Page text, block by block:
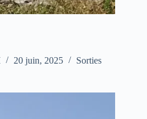
20 juin, 2025 Sorties